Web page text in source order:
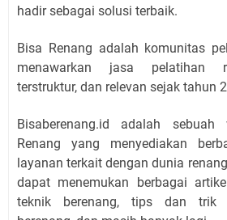
hadir sebagai solusi terbaik.
Bisa Renang adalah komunitas
menawarkan jasa pelatihan
terstruktur, dan relevan sejak tahun
Bisaberenang.id adalah
Renang yang menyediakan
layanan terkait dengan dunia
dapat menemukan berbagai
teknik berenang, tips dan trik